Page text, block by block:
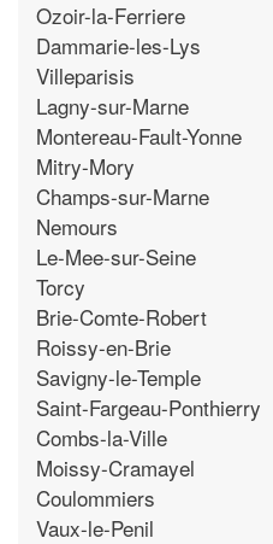
Ozoir-la-Ferriere
Dammarie-les-Lys
Villeparisis
Lagny-sur-Marne
Montereau-Fault-Yonne
Mitry-Mory
Champs-sur-Marne
Nemours
Le-Mee-sur-Seine
Torcy
Brie-Comte-Robert
Roissy-en-Brie
Savigny-le-Temple
Saint-Fargeau-Ponthierry
Combs-la-Ville
Moissy-Cramayel
Coulommiers
Vaux-le-Penil